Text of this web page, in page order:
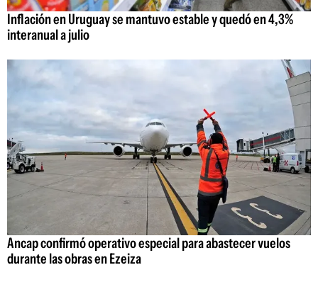
Inflación en Uruguay se mantuvo estable y quedó en 4,3%
interanual a julio
Ancap confirmó operativo especial para abastecer vuelos
durante las obras en Ezeiza